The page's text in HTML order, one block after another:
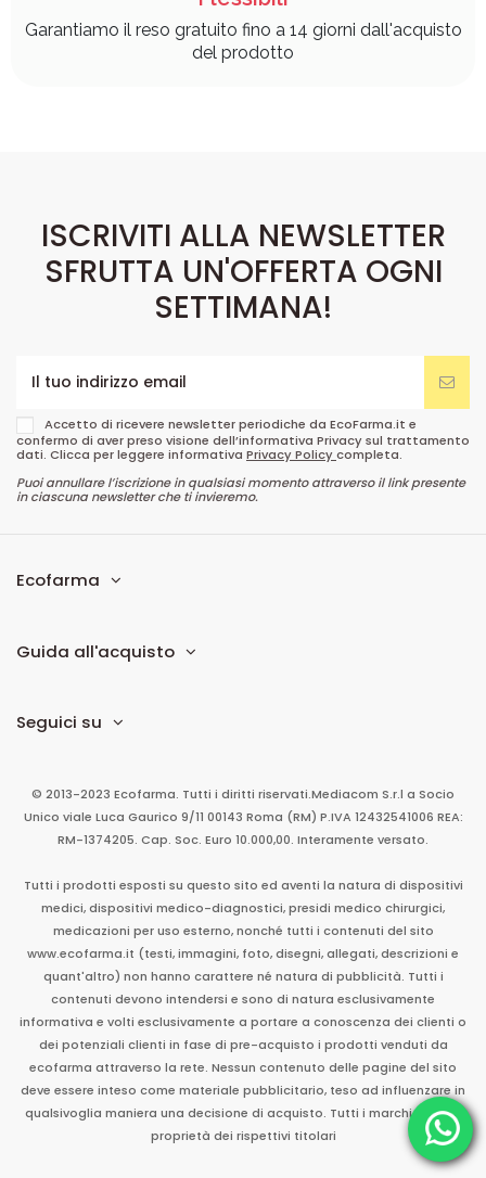
Garantiamo il reso gratuito fino a 14 giorni dall'acquisto
del prodotto
ISCRIVITI ALLA NEWSLETTER
SFRUTTA UN'OFFERTA OGNI
SETTIMANA!
Accetto di ricevere newsletter periodiche da EcoFarma.it e
confermo di aver preso visione dell’informativa Privacy sul trattamento
dati. Clicca per leggere informativa Privacy Policycompleta.
Puoi annullare l’iscrizione in qualsiasi momento attraverso il link presente
in ciascuna newsletter che ti invieremo.
Ecofarma
Guida all'acquisto
Seguici su
© 2013-2023 Ecofarma. Tutti i diritti riservati.Mediacom S.r.l a Socio
Unico viale Luca Gaurico 9/11 00143 Roma (RM) P.IVA 12432541006 REA:
RM-1374205. Cap. Soc. Euro 10.000,00. Interamente versato.
Tutti i prodotti esposti su questo sito ed aventi la natura di dispositivi
medici, dispositivi medico-diagnostici, presidi medico chirurgici,
medicazioni per uso esterno, nonché tutti i contenuti del sito
www.ecofarma.it (testi, immagini, foto, disegni, allegati, descrizioni e
quant'altro) non hanno carattere né natura di pubblicità. Tutti i
contenuti devono intendersi e sono di natura esclusivamente
informativa e volti esclusivamente a portare a conoscenza dei clienti o
dei potenziali clienti in fase di pre-acquisto i prodotti venduti da
ecofarma attraverso la rete. Nessun contenuto delle pagine del sito
deve essere inteso come materiale pubblicitario, teso ad influenzare in
qualsivoglia maniera una decisione di acquisto. Tutti i marchi sono di
proprietà dei rispettivi titolari